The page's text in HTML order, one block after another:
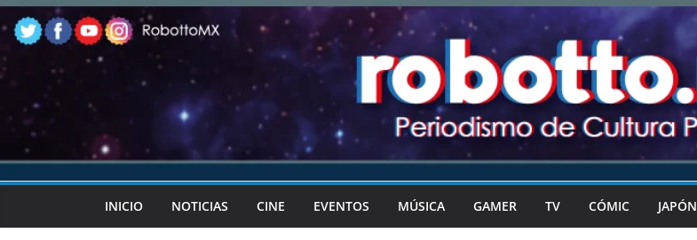
Skip
to
content
INICIO NOTICIAS CINE EVENTOS MÚSICA GAMER TV CÓMIC JAPÓN